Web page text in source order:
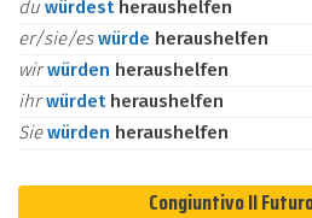
du würdest heraushelfen
er/sie/eswürde heraushelfen
wirwürden heraushelfen
ihrwürdet heraushelfen
Siewürden heraushelfen
Congiuntivo II